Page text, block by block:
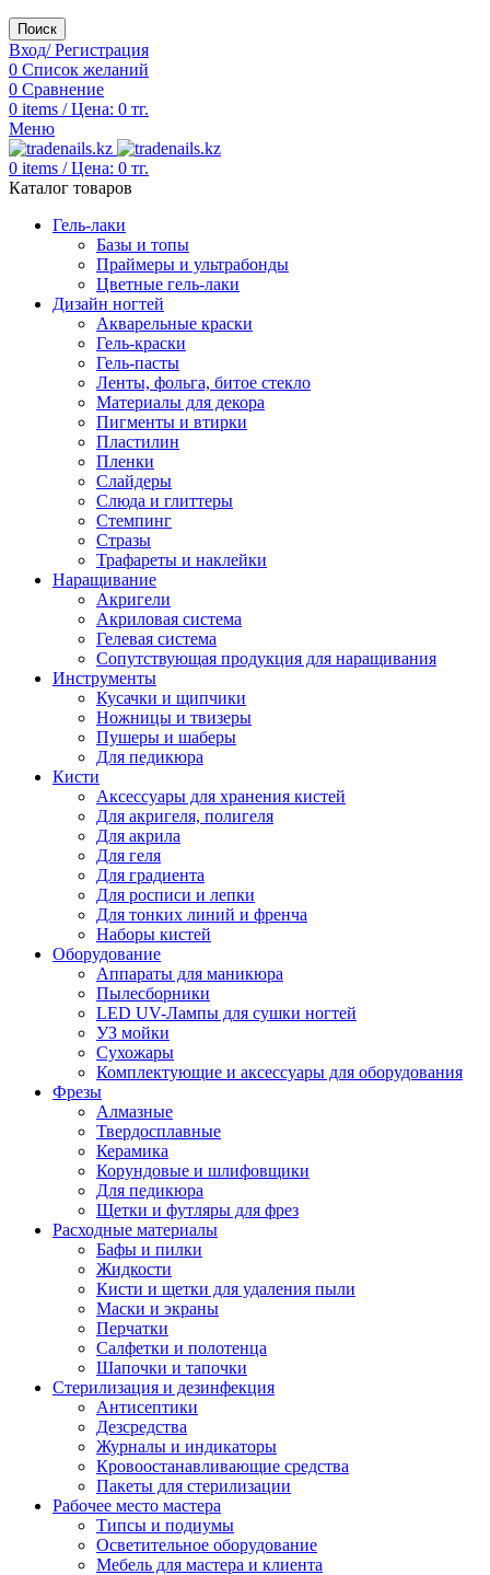
Поиск
Вход/ Регистрация
0 Список желаний
0 Сравнение
0 items / Цена: 0 тг.
Меню
0 items / Цена: 0 тг.
Каталог товаров
Гель-лаки
Базы и топы
Праймеры и ультрабонды
Цветные гель-лаки
Дизайн ногтей
Акварельные краски
Гель-краски
Гель-пасты
Ленты, фольга, битое стекло
Материалы для декора
Пигменты и втирки
Пластилин
Пленки
Слайдеры
Слюда и глиттеры
Стемпинг
Стразы
Трафареты и наклейки
Наращивание
Акригели
Акриловая система
Гелевая система
Сопутствующая продукция для наращивания
Инструменты
Кусачки и щипчики
Ножницы и твизеры
Пушеры и шаберы
Для педикюра
Кисти
Аксессуары для хранения кистей
Для акригеля, полигеля
Для акрила
Для геля
Для градиента
Для росписи и лепки
Для тонких линий и френча
Наборы кистей
Оборудование
Аппараты для маникюра
Пылесборники
LED UV-Лампы для сушки ногтей
УЗ мойки
Сухожары
Комплектующие и аксессуары для оборудования
Фрезы
Алмазные
Твердосплавные
Керамика
Корундовые и шлифовщики
Для педикюра
Щетки и футляры для фрез
Расходные материалы
Бафы и пилки
Жидкости
Кисти и щетки для удаления пыли
Маски и экраны
Перчатки
Салфетки и полотенца
Шапочки и тапочки
Стерилизация и дезинфекция
Антисептики
Дезсредства
Журналы и индикаторы
Кровоостанавливающие средства
Пакеты для стерилизации
Рабочее место мастера
Типсы и подиумы
Осветительное оборудование
Мебель для мастера и клиента